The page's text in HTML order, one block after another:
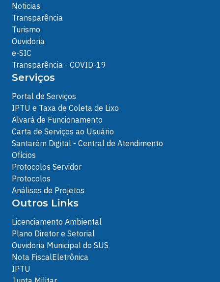
Noticias
Transparência
Turismo
Ouvidoria
e-SIC
Transparência - COVID-19
Serviços
Portal de Serviços
IPTU e Taxa de Coleta de Lixo
Alvará de Funcionamento
Carta de Serviços ao Usuário
Santarém Digital - Central de Atendimento
Ofícios
Protocolos Servidor
Protocolos
Análises de Projetos
Outros Links
Licenciamento Ambiental
Plano Diretor e Setorial
Ouvidoria Municipal do SUS
Nota FiscalEletrônica
IPTU